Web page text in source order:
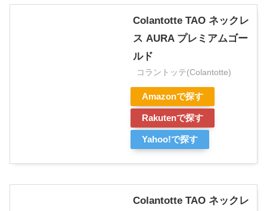
Colantotte TAO ネックレ
ス AURA プレミアムゴー
ルド
コラントッテ(Colantotte)
Amazonで探す
Rakutenで探す
Yahoo!で探す
Colantotte TAO ネックレ